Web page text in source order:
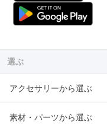
選ぶ
アクセサリーから選ぶ
素材・パーツから選ぶ